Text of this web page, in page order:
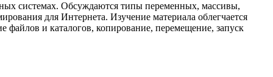
системах. Обсуждаются типы переменных, массивы,
для Интернета. Изучение материала облегчается
и каталогов, копирование, перемещение, запуск